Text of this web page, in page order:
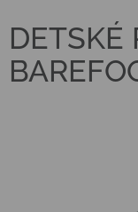
DETSKÉ